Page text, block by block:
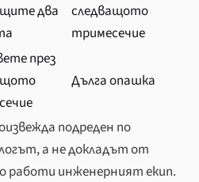
два
следващото
тримесечие
през
Дълга опашка
подреден по
а не докладът от
работи инженерният екип.